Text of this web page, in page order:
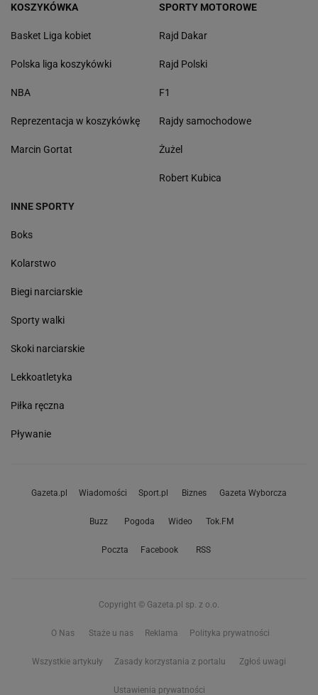
KOSZYKÓWKA
Basket Liga kobiet
Polska liga koszykówki
NBA
Reprezentacja w koszykówkę
Marcin Gortat
SPORTY MOTOROWE
Rajd Dakar
Rajd Polski
F1
Rajdy samochodowe
Żużel
Robert Kubica
INNE SPORTY
Boks
Kolarstwo
Biegi narciarskie
Sporty walki
Skoki narciarskie
Lekkoatletyka
Piłka ręczna
Pływanie
Gazeta.pl Wiadomości Sport.pl Biznes Gazeta Wyborcza
Buzz Pogoda Wideo Tok.FM
Poczta Facebook RSS
Copyright © Gazeta.pl sp. z o.o.
O Nas Staże u nas Reklama Polityka prywatności
Wszystkie artykuły Zasady korzystania z portalu Zgłoś uwagi
Ustawienia prywatności